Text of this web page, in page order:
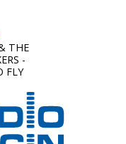
THE
-
FLY